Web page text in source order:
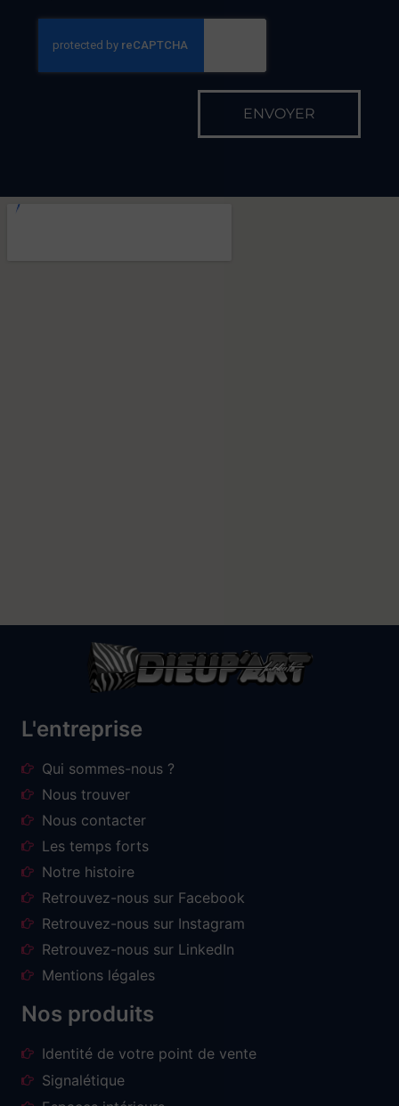
ENVOYER
L'entreprise
Qui sommes-nous ?
Nous trouver
Nous contacter
Les temps forts
Notre histoire
Retrouvez-nous sur Facebook
Retrouvez-nous sur Instagram
Retrouvez-nous sur LinkedIn
Mentions légales
Nos produits
Identité de votre point de vente
Signalétique